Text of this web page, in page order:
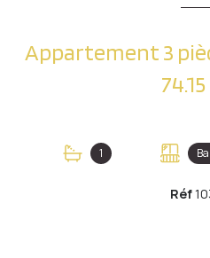
Appartement 3 pièce(s) 2 chambre(s)
1
Réf